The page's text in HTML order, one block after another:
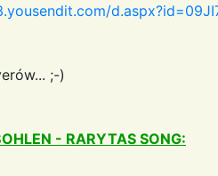
;-)
- RARYTAS SONG: